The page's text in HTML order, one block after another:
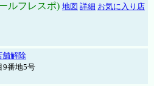
ルフレスポ) 地図 詳細 お気に入り店
舗解除
9番地5号